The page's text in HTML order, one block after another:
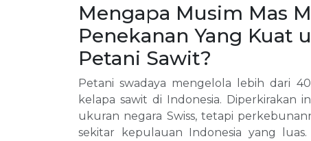
Mengapa Musim Mas
Penekanan Yang Kuat
Petani Sawit?
Petani swadaya mengelola lebih dari
kelapa sawit di Indonesia. Diperkirakan
ukuran negara Swiss, tetapi
sekitar kepulauan Indonesia yang